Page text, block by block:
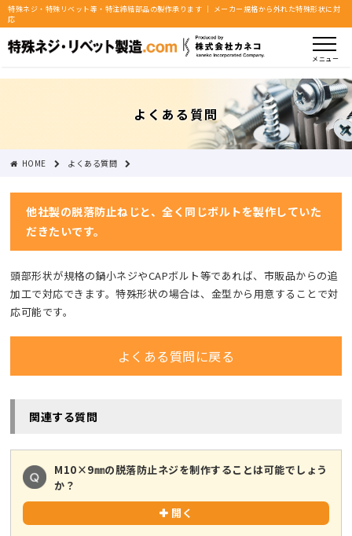
特殊ネジ・特殊リベット等・特注締結部品の製作承ります ｜ メーカー規格から外れた特殊形状に対
応
メニュー
よくある質問
HOME よくある質問
脱落防止ねじ : 他社製の脱落防止ねじと、全く同じボルトを製作していただきたいです。
他社製の脱落防止ねじと、全く同じボルトを製作していた
だきたいです。
頭部形状が規格の鍋小ネジやCAPボルト等であれば、市販品からの追
加工で対応できます。特殊形状の場合は、金型から用意することで対
応可能です。
よくある質問に戻る
関連する質問
M10×9㎜の脱落防止ネジを制作することは可能でしょう
か？
開く